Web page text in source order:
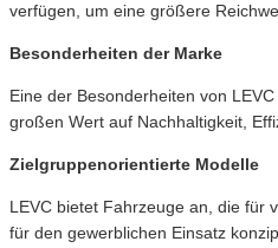
verfügen, um eine größere
Besonderheiten der Marke
Eine der Besonderheiten von
großen Wert auf Nachhaltigkeit,
Zielgruppenorientierte Modelle
LEVC bietet Fahrzeuge an, die für
für den gewerblichen Einsatz